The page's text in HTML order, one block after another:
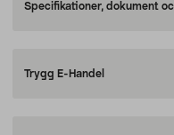
Specifikationer, dokument
Trygg E-Handel